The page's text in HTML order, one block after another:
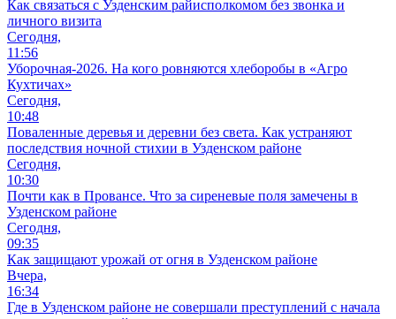
Как связаться с Узденским райисполкомом без звонка и
личного визита
Сегодня,
11:56
Уборочная-2026. На кого ровняются хлеборобы в «Агро
Кухтичах»
Сегодня,
10:48
Поваленные деревья и деревни без света. Как устраняют
последствия ночной стихии в Узденском районе
Сегодня,
10:30
Почти как в Провансе. Что за сиреневые поля замечены в
Узденском районе
Сегодня,
09:35
Как защищают урожай от огня в Узденском районе
Вчера,
16:34
Где в Узденском районе не совершали преступлений с начала